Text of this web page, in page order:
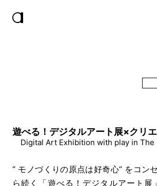
遊べる！デジタルアート展×クリ
Digital Art Exhibition with play in
“ モノづくりの原点は好奇心” をコン
ら続く「遊べる！デジタルアート展